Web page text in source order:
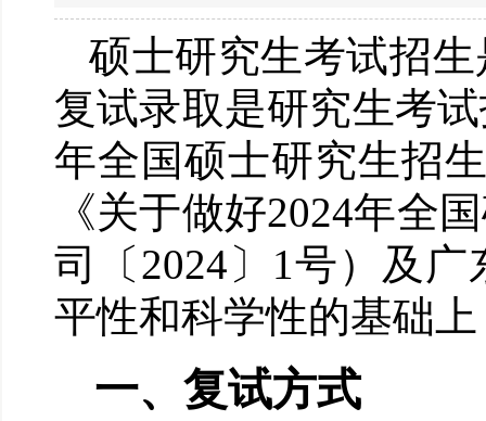
硕士研究生考试招
复试录取是研究生考
年全国硕士研究生招
《关于做好2024年全
司〔 2024 〕 1号）及广
平性和科学性的基础
一、复试方式